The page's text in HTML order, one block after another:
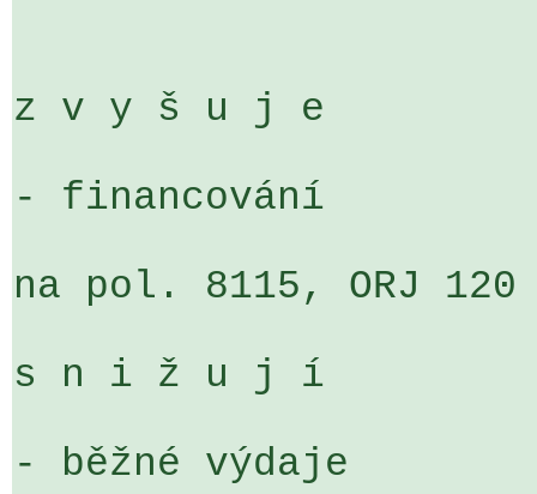
z v y š u j e
- financování
na pol. 8115, ORJ
s n i ž u j í
- běžné výdaje